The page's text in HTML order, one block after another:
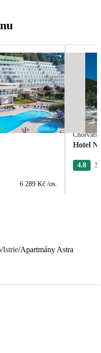
6 289 Kč /os.
Hotel
4.8
/Istrie/Apartmány Astra